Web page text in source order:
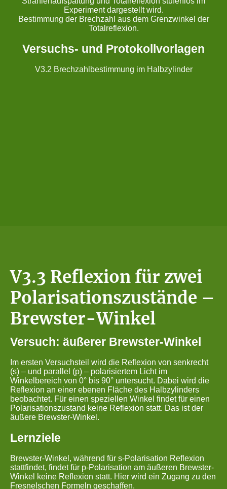
Experiment dargestellt wird.
Bestimmung der Brechzahl aus dem Grenzwinkel der
Totalreflexion.
Versuchs- und Protokollvorlagen
V3.2 Brechzahlbestimmung im Halbzylinder
V3.3 Reflexion für zwei
Polarisationszustände –
Brewster-Winkel
Versuch: äußerer Brewster-Winkel
Im ersten Versuchsteil wird die Reflexion von senkrecht
(s) – und parallel (p) – polarisiertem Licht im
Winkelbereich von 0° bis 90° untersucht. Dabei wird die
Reflexion an einer ebenen Fläche des Halbzylinders
beobachtet. Für einen speziellen Winkel findet für einen
Polarisationszustand keine Reflexion statt. Das ist der
äußere Brewster-Winkel.
Lernziele
Brewster-Winkel, während für s-Polarisation Reflexion
stattfindet, findet für p-Polarisation am äußeren Brewster-
Winkel keine Reflexion statt. Hier wird ein Zugang zu den
Fresnelschen Formeln geschaffen.